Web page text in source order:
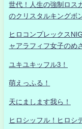
世代！人生の強制ロス
のクリスタルキングボ
ヒロコンプレックス
ャアラフィフ女子のめ
ユキユキッフル3！
萌えっふる！
天にまします我ら！
ヒロシッフル！ヒロシ